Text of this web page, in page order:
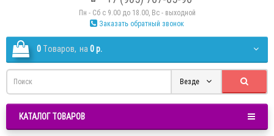
Пн - Сб с 9.00 до 18.00, Вс - выходной
Заказать обратный звонок
0 Tоваров, на 0 р.
Везде
КАТАЛОГ ТОВАРОВ